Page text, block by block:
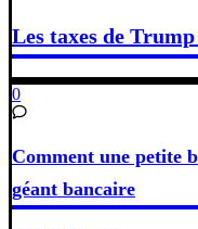
Les taxes de
0
Comment une petite
géant bancaire